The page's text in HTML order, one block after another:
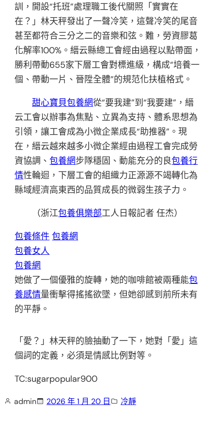
訓，開設“托班”處理職工後代關照「實實在
在？」林天秤發出了一聲冷笑，這聲冷笑的尾音
甚至都符合三分之二的音樂和弦。難，勞資膠葛
化解率100%。縉云縣總工會經由過程以點帶面，
勝利帶動655家下層工會對標進級，構成“培養一
個、帶動一片、晉陞全體”的規范化扶植格式。
甜心寶貝包養網從“要我建”到“我要建”，縉
云工會以辦事為焦點、立異為支持、體系思想為
引領，讓工會成為小微企業成長“助推器”。現
在，縉云越來越多小微企業經由過程工會完成勞
資協調、包養網步隊穩固、動能充分的良包養行
情性輪迴，下層工會的組織力正源源不竭轉化為
縣域經濟高東西的品質成長的微弱生孩子力。
（浙江包養俱樂部工人日報記者 任杰）
包養條件 包養網
包養女人
包養網
她做了一個優雅的旋轉，她的咖啡館被兩種能包
養感情量衝擊得搖搖欲墜，但她卻感到前所未有
的平靜。
「愛？」林天秤的臉抽動了一下，她對「愛」這
個詞的定義，必須是情感比例對等。
TC:sugarpopular900
admin 2026 年 1 月 20 日 冷靜